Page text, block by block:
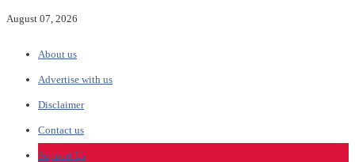
August 07, 2026
About us
Advertise with us
Disclaimer
Contact us
Support Us